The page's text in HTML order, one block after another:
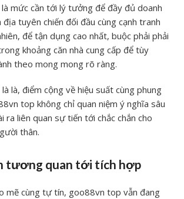
mức cần tới lý tưởng để đầy đủ doanh
địa tuyên chiến đối đầu cùng cạnh tranh
để tận dụng cao nhất, buộc phải phải
khoảng căn nhà cung cấp để tùy
theo mong mong rõ ràng.
là, điểm cộng về hiệu suất cùng phung
top không chỉ quan niệm ý nghĩa sâu
ra liên quan sự tiến tới chắc chắn cho
thân.
tương quan tới tích hợp
mẽ cùng tự tín, goo88vn top vẫn đang